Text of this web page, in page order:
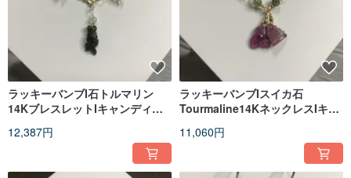
ラッキーバンブI石トルマリン
14KブレスレットIキャンディー
12,387円
ラッキーバンブIスイカ石
Tourmaline14KネックレスIキャ
ーギフト
11,060円